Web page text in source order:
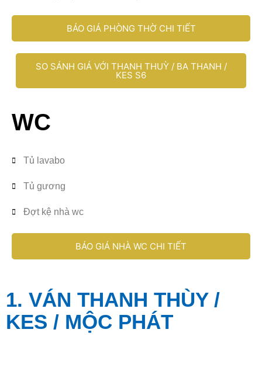
BÁO GIÁ PHÒNG THỜ CHI TIẾT
SO SÁNH GIÁ VỚI THANH THUỲ / BA THANH /
KES S6
WC
Tủ lavabo
Tủ gương
Đợt kệ nhà wc
BÁO GIÁ NHÀ WC CHI TIẾT
1. VÁN THANH THÙY /
KES / MỘC PHÁT